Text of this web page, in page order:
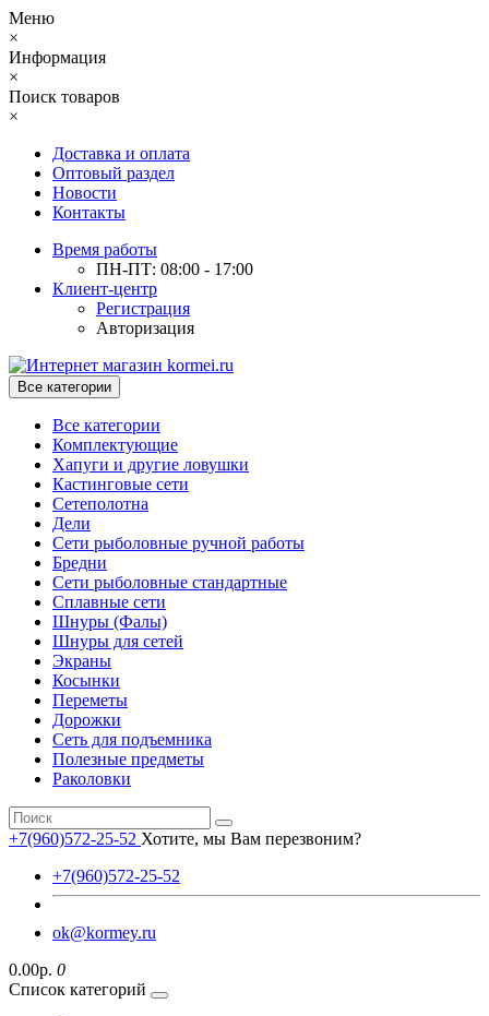
Меню
×
Информация
×
Поиск товаров
×
Доставка и оплата
Оптовый раздел
Новости
Контакты
Время работы
ПН-ПТ: 08:00 - 17:00
Клиент-центр
Регистрация
Авторизация
Все категории
Все категории
Комплектующие
Хапуги и другие ловушки
Кастинговые сети
Сетеполотна
Дели
Сети рыболовные ручной работы
Бредни
Сети рыболовные стандартные
Сплавные сети
Шнуры (Фалы)
Шнуры для сетей
Экраны
Косынки
Переметы
Дорожки
Сеть для подъемника
Полезные предметы
Раколовки
+7(960)572-25-52 Хотите, мы Вам перезвоним?
+7(960)572-25-52
ok@kormey.ru
0.00р. 0
Список категорий